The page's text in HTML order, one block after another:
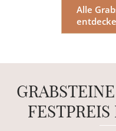
Alle